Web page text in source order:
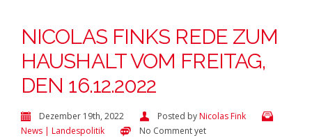
NICOLAS FINKS REDE ZUM
HAUSHALT VOM FREITAG,
DEN 16.12.2022
Dezember 19th, 2022 Posted byNicolas Fink
News | Landespolitik
No Comment yet